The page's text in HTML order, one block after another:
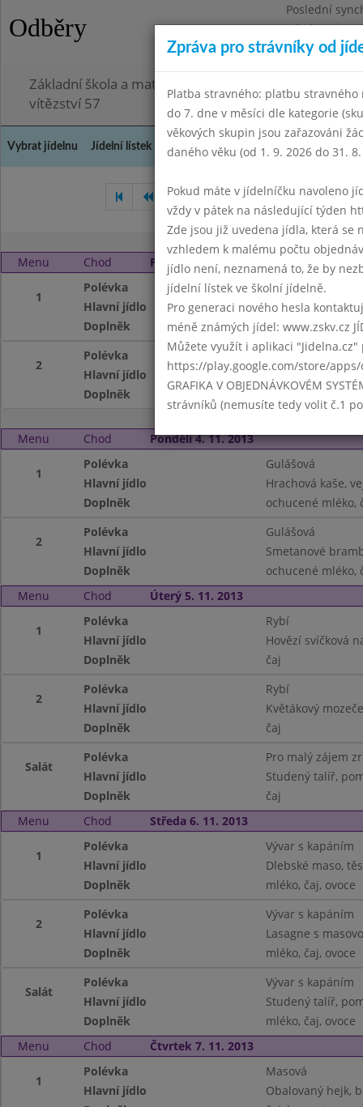
Odběry
Poslední
Pátek
Omezení
Základní škola a mateřská škola Chodov, Praha 4,
vítězství 57
Vybrat jídelnu Jídelní lístek Historie Kontakty a informace
Září 2013 Říjen 2013
Menu Chod Pátek 1. 11. 2013
1
Polévka
Zeleninová
Hlavní jídlo
Novohradské
Doplněk
čaj
2
Polévka
Zeleninová
Hlavní jídlo
Mletý řízek s
Doplněk
čaj
Menu Chod Pondělí 4. 11. 2013
1
Polévka
Gulášová
Hlavní jídlo
Hrachová kaše,
Doplněk
ochucené mléko,
2
Polévka
Gulášová
Hlavní jídlo
Smetanové
Doplněk
ochucené mléko,
Menu
Chod Úterý 5. 11. 2013
1
Polévka
Rybí
Hlavní jídlo
Hovězí svíčková
Doplněk
čaj
2
Polévka
Rybí
Hlavní jídlo
Květákový
Doplněk
čaj
Salát
Polévka
Pro malý zájem
Hlavní jídlo
Studený talíř,
Doplněk
čaj
Menu
Chod Středa 6. 11. 2013
1
Polévka
Vývar s kapáním
Hlavní jídlo
Dlebské maso,
Doplněk
mléko, čaj, ovoce
2
Polévka
Vývar s kapáním
Hlavní jídlo
Lasagne s
Doplněk
mléko, čaj, ovoce
Salát
Polévka
Vývar s kapáním
Hlavní jídlo
Studený talíř,
Doplněk
mléko, čaj, ovoce
Menu
Chod Čtvrtek 7. 11. 2013
1
Polévka
Masová
Hlavní jídlo
Obalovaný hejk,
Zpráva pro strávníky od
Platba stravného: platbu stravného
do 7. dne v měsíci dle kategorie
věkových skupin jsou zařazováni
daného věku (od 1. 9. 2026 do 31.
Pokud máte v jídelníčku navoleno
vždy v pátek na následující týden
Zde jsou již uvedena jídla, která se
vzhledem k malému počtu
jídlo není, neznamená to, že by
jídelní lístek ve školní jídelně.
Pro generaci nového hesla
méně známých jídel: www.zskv.cz
Můžete využít i aplikaci
https://play.google.com/store/
GRAFIKA V OBJEDNÁVKOVÉM
strávníků (nemusíte tedy volit č.1